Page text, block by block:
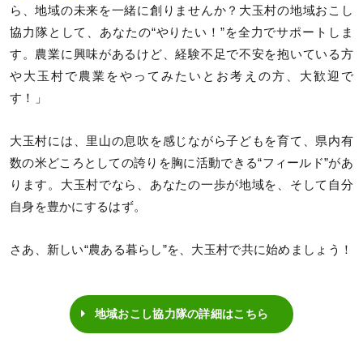
ら、地域の未来を一緒に創りませんか？大玉村の地域おこし
協力隊として、あなたの“やりたい！”を全力でサポートしま
す。農業に興味があるけど、経験不足で不安を抱いている方
や大玉村で農業をやってみたいとお考えの方、大歓迎で
す！」
大玉村には、里山の息吹を感じながら子どもを育て、県内有
数の米どころとしての誇りを胸に活動できる“フィールド”があ
ります。大玉村でなら、あなたの一歩が地域を、そして自分
自身を豊かにするはず。
さあ、新しい“農ある暮らし”を、大玉村で共に始めましょう！
地域おこし協力隊の詳細はこちら